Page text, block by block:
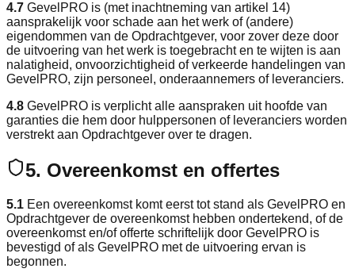
4.7 GevelPRO is (met inachtneming van artikel 14)
aansprakelijk voor schade aan het werk of (andere)
eigendommen van de Opdrachtgever, voor zover deze door
de uitvoering van het werk is toegebracht en te wijten is aan
nalatigheid, onvoorzichtigheid of verkeerde handelingen van
GevelPRO, zijn personeel, onderaannemers of leveranciers.
4.8 GevelPRO is verplicht alle aanspraken uit hoofde van
garanties die hem door hulppersonen of leveranciers worden
verstrekt aan Opdrachtgever over te dragen.
5. Overeenkomst en offertes
5.1 Een overeenkomst komt eerst tot stand als GevelPRO en
Opdrachtgever de overeenkomst hebben ondertekend, of de
overeenkomst en/of offerte schriftelijk door GevelPRO is
bevestigd of als GevelPRO met de uitvoering ervan is
begonnen.